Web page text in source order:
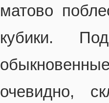
матово
кубики.
очевидно,